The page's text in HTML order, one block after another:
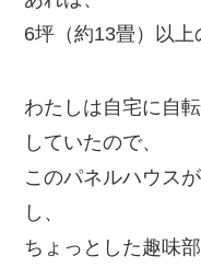
6坪（約13畳）以上
わたしは自宅に自
していたので、
このパネルハウス
し、
ちょっとした趣味